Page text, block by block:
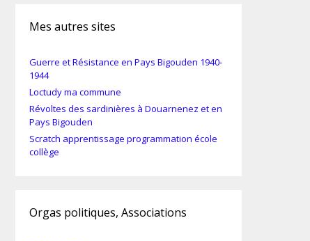
Mes autres sites
Guerre et Résistance en Pays Bigouden 1940-
1944
Loctudy ma commune
Révoltes des sardinières à Douarnenez et en
Pays Bigouden
Scratch apprentissage programmation école
collège
Orgas politiques, Associations